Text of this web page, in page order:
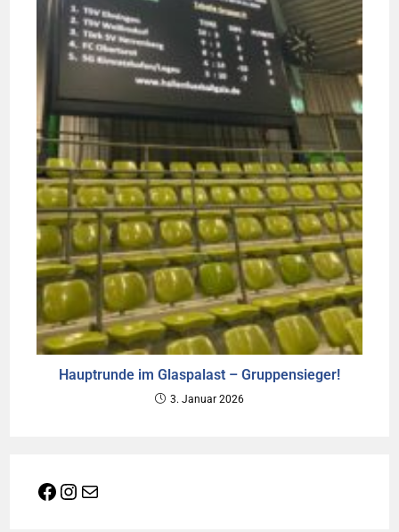
Hauptrunde im Glaspalast – Gruppensieger!
3. Januar 2026
Facebook
Instagram
E-Mail